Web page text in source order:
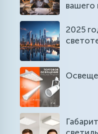
вашего
2025